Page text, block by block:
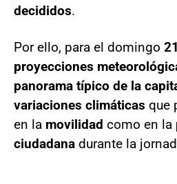
decididos.
Por ello, para el domingo
proyecciones
panorama típico de la
variaciones climáticas que
en la movilidad como en la
ciudadana durante la